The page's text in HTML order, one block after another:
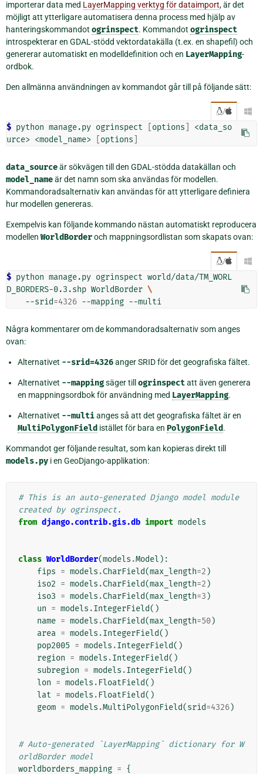
importerar data med LayerMapping verktyg för dataimport, är det
möjligt att ytterligare automatisera denna process med hjälp av
hanteringskommandot ogrinspect. Kommandot ogrinspect
introspekterar en GDAL-stödd vektordatakälla (t.ex. en shapefil) och
genererar automatiskt en modelldefinition och en LayerMapping-
ordbok.
Den allmänna användningen av kommandot går till på följande sätt:
/ 
$ python manage.py ogrinspect options
<data_so
urce> <model_name> options
data_sourceär sökvägen till den GDAL-stödda datakällan och
model_nameär det namn som ska användas för modellen.
Kommandoradsalternativ kan användas för att ytterligare definiera
hur modellen genereras.
Exempelvis kan följande kommando nästan automatiskt reproducera
modellen WorldBorderoch mappningsordlistan som skapats ovan:
/ 
$ python manage.py ogrinspect world/data/TM_WORL
D_BORDERS-0.3.shp WorldBorder \
--srid=4326 --mapping
Några kommentarer om de kommandoradsalternativ som anges
ovan:
Alternativet --srid=4326anger SRID för det geografiska fältet.
Alternativet --mappingsäger tillogrinspectatt även generera
en mappningsordbok för användning med LayerMapping.
Alternativet --multianges så att det geografiska fältet är en
MultiPolygonField istället för bara en PolygonField.
Kommandot ger följande resultat, som kan kopieras direkt till
models.py i en GeoDjango-applikation:
# This is an auto-generated Django model module
created by ogrinspect.
from django.contrib.gis.db import models
class WorldBorder(models .Model ):
fips = models .CharField(max_length=2 )
iso2 = models .CharField(max_length=2 )
iso3 = models .CharField(max_length=3 )
un = models .IntegerField()
name = models .CharField(max_length=50)
area = models .IntegerField()
pop2005 = models .IntegerField()
region = models .IntegerField()
subregion = models .IntegerField()
lon = models . FloatField()
lat = models . FloatField()
geom = models .MultiPolygonField(srid=4326)
# Auto-generated `LayerMapping` dictionary for W
orldBorder model
worldborders_mapping = {